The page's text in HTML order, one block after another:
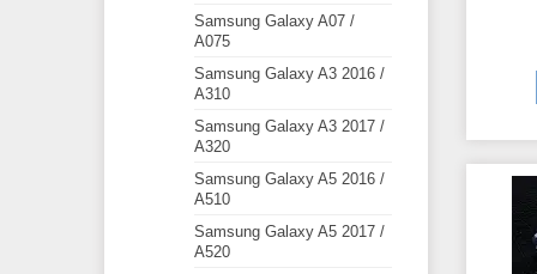
Samsung Galaxy A07 /
A075
Samsung Galaxy A3 2016 /
A310
Samsung Galaxy A3 2017 /
A320
Samsung Galaxy A5 2016 /
A510
Samsung Galaxy A5 2017 /
A520